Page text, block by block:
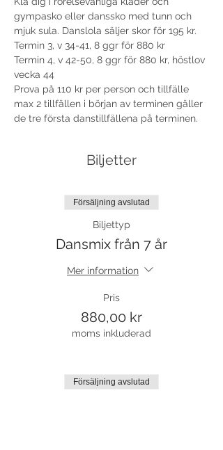
gympasko eller danssko med tunn och
mjuk sula. Danslola säljer skor för 195 kr.
Termin 3, v 34-41, 8 ggr för 880 kr
Termin 4, v 42-50, 8 ggr för 880 kr, höstlov
vecka 44
Prova på 110 kr per person och tillfälle
max 2 tillfällen i början av terminen gäller
de tre första danstillfällena på terminen.
Biljetter
Försäljning avslutad
Biljettyp
Dansmix från 7 år
Mer information
Pris
880,00 kr
moms inkluderad
Försäljning avslutad